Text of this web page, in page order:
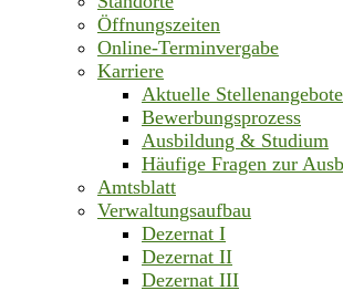
Öffnungszeiten
Online-Terminvergabe
Karriere
Aktuelle Stellenangebote
Bewerbungsprozess
Ausbildung & Studium
Häufige Fragen zur
Amtsblatt
Verwaltungsaufbau
Dezernat I
Dezernat II
Dezernat III